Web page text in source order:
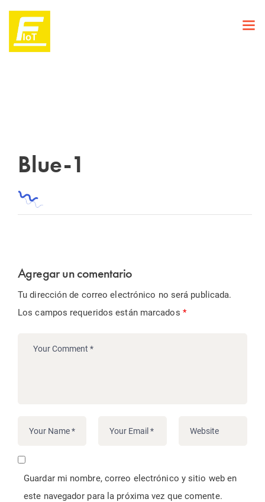
Blue-1
Agregar un comentario
Tu dirección de correo electrónico no será publicada.
Los campos requeridos están marcados *
Guardar mi nombre, correo electrónico y sitio web en
este navegador para la próxima vez que comente.